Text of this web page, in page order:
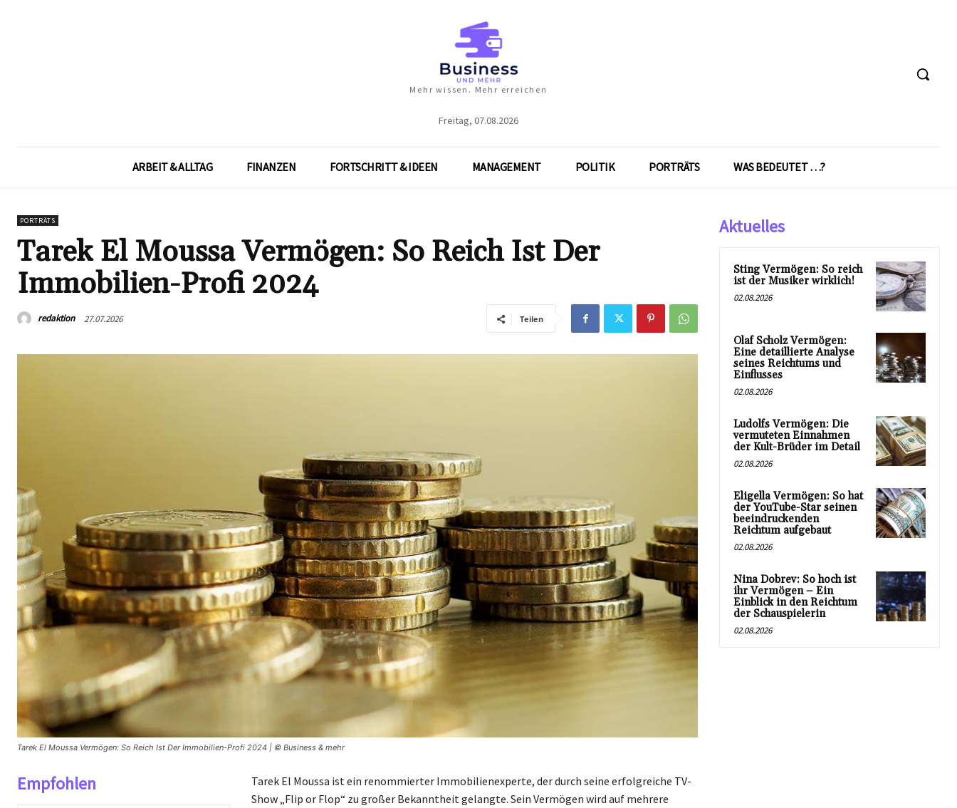
Mehr wissen. Mehr erreichen
Freitag, 07.08.2026
ARBEIT & ALLTAG FINANZEN FORTSCHRITT & IDEEN MANAGEMENT POLITIK PORTRÄTS WAS BEDEUTET …?
PORTRÄTS
Tarek El Moussa Vermögen: So Reich Ist Der
Immobilien-Profi 2024
redaktion 27.07.2026 Teilen
Tarek El Moussa Vermögen: So Reich Ist Der Immobilien-Profi 2024 | © Business & mehr
Empfohlen
Tarek El Moussa ist ein renommierter Immobilienexperte, der durch seine erfolgreiche TV-
Show „Flip or Flop“ zu großer Bekanntheit gelangte. Sein Vermögen wird auf mehrere
Aktuelles
Sting Vermögen: So reich
ist der Musiker wirklich!
02.08.2026
Olaf Scholz Vermögen:
Eine detaillierte Analyse
seines Reichtums und
Einflusses
02.08.2026
Ludolfs Vermögen: Die
vermuteten Einnahmen
der Kult-Brüder im Detail
02.08.2026
Eligella Vermögen: So hat
der YouTube-Star seinen
beeindruckenden
Reichtum aufgebaut
02.08.2026
Nina Dobrev: So hoch ist
ihr Vermögen – Ein
Einblick in den Reichtum
der Schauspielerin
02.08.2026